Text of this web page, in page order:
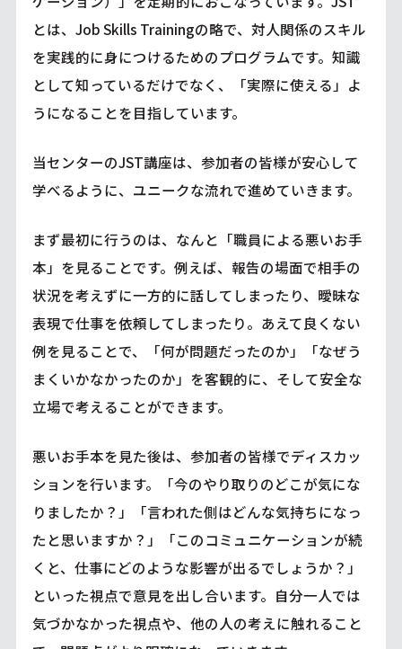
とは、Job Skills Trainingの略で、対人関係のスキル
を実践的に身につけるためのプログラムです。知識
として知っているだけでなく、「実際に使える」よ
うになることを目指しています。
当センターのJST講座は、参加者の皆様が安心して
学べるように、ユニークな流れで進めていきます。
まず最初に行うのは、なんと「職員による悪いお手
本」を見ることです。例えば、報告の場面で相手の
状況を考えずに一方的に話してしまったり、曖昧な
表現で仕事を依頼してしまったり。あえて良くない
例を見ることで、「何が問題だったのか」「なぜう
まくいかなかったのか」を客観的に、そして安全な
立場で考えることができます。
悪いお手本を見た後は、参加者の皆様でディスカッ
ションを行います。「今のやり取りのどこが気にな
りましたか？」「言われた側はどんな気持ちになっ
たと思いますか？」「このコミュニケーションが続
くと、仕事にどのような影響が出るでしょうか？」
といった視点で意見を出し合います。自分一人では
気づかなかった視点や、他の人の考えに触れること